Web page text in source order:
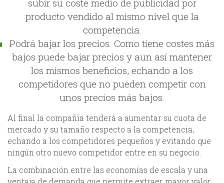
subir su coste medio de publicidad por
producto vendido al mismo nivel que la
competencia.
Podrá bajar los precios. Como tiene costes más
bajos puede bajar precios y aun así mantener
los mismos beneficios, echando a los
competidores que no pueden competir con
unos precios más bajos.
Al final la compañía tenderá a aumentar su cuota de
mercado y su tamaño respecto a la competencia,
echando a los competidores pequeños y evitando que
ningún otro nuevo competidor entre en su negocio.
La combinación entre las economías de escala y una